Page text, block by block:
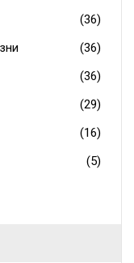
(36)
(36)
(36)
(29)
(16)
(5)